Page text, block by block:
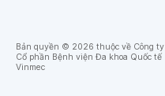
Bản quyền © 2026 thuộc về Công ty
Cổ phần Bệnh viện Đa khoa Quốc tế
Vinmec